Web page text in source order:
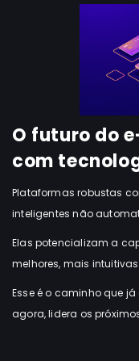
O futuro do
com
Plataformas robustas
inteligentes não
Elas potencializam a
melhores, mais
Esse é o caminho que
agora, lidera os